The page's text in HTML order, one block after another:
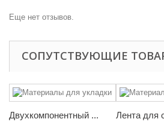
Еще нет отзывов.
СОПУТСТВУЮЩИЕ
Двухкомпонентный ... Лента для